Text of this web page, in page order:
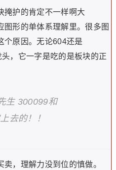
掩护的肯定不一样啊大
形的单体系理解里。很多图
个原因。无论604还是
，它一字是吃的是板块的正
生 300099和
去的！！
，理解力没到位的慎做。